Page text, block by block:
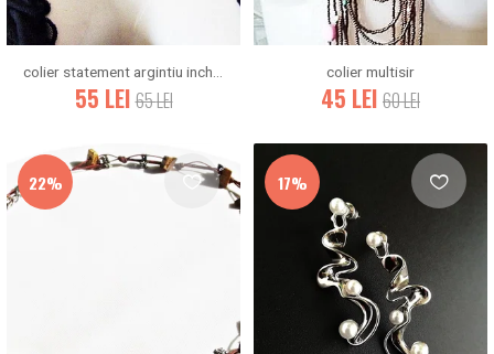
55 LEI 65LEI
colier multisir
45 LEI 60LEI
22% 17%